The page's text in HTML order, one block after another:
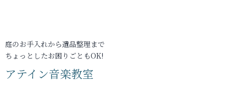
庭のお手入れから遺品整理まで
ちょっとしたお困りごともOK!
アテイン音楽教室